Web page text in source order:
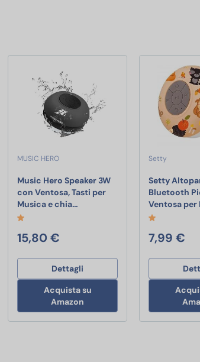
Doccia, Altoparlante Bluetooth IP7
MUSIC HERO
Music Hero Speaker 3W
con Ventosa, Tasti per
Musica e chia…Music Hero Speaker 3W con
15,80 €
Dettagli
Acquista su
Amazon
Setty
Setty
Bluetooth
Ventosa per
7,99 €